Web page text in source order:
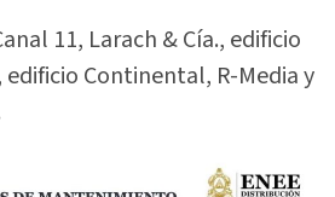
11, Larach & Cía., edificio
Continental, R-Media y